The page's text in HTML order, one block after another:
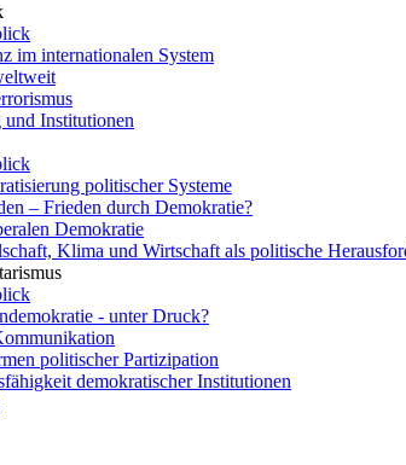
im internationalen System
Institutionen
politischer Systeme
– Frieden durch Demokratie?
Demokratie
Klima und Wirtschaft als politische
- unter Druck?
politischer Partizipation
demokratischer Institutionen